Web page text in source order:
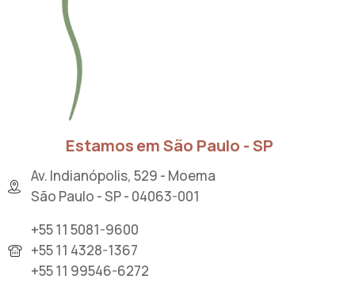
Estamos em São Paulo - SP
Av. Indianópolis, 529 - Moema
São Paulo - SP - 04063-001
+55 11 5081-9600
+55 11 4328-1367
+55 11 99546-6272